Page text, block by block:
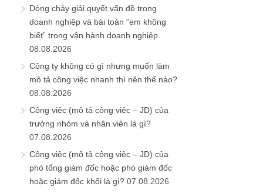
Dòng chảy giải quyết vấn đề trong
doanh nghiệp và bài toán “em không
biết” trong vận hành doanh nghiệp
08.08.2026
Công ty không có gì nhưng muốn làm
mô tả công việc nhanh thì nên thế nào?
08.08.2026
Công việc (mô tả công việc – JD) của
trưởng nhóm và nhân viên là gì?
07.08.2026
Công việc (mô tả công việc – JD) của
phó tổng giám đốc hoặc phó giám đốc
hoặc giám đốc khối là gì? 07.08.2026